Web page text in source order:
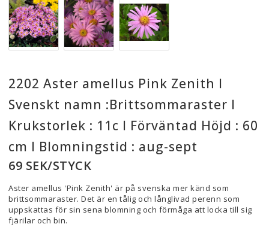
2202 Aster amellus Pink Zenith I
Svenskt namn :Brittsommaraster I
Krukstorlek : 11c I Förväntad Höjd : 60
cm I Blomningstid : aug-sept
69 SEK/STYCK
Aster amellus 'Pink Zenith' är på svenska mer känd som
brittsommaraster. Det är en tålig och långlivad perenn som
uppskattas för sin sena blomning och förmåga att locka till sig
fjärilar och bin.